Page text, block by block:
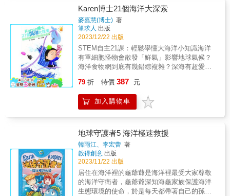
育推手、資深國小教師海狗房東｜繪本工作者
高毓屏｜教育部閱讀推手廖瑞珍｜教育部閱讀
磐石推手教師簡志祥｜新竹光華國中生物老師
藍依勤｜繪本星球212-7版主蘇懿禎｜火星童書
地圖版主按讚推薦透過外星人的獨特視角，以
生動的圖文揭開地球祕密。讀完後，你會重新
審視地球的命運，並激發起保護這個星球的行
了避免外星人來訪時，你對自己的星球一無所
知，我推薦你閱讀這本《地球人與不可思議的
地球大小事》。這本書將讓你了解外星人已經
備工作，一點都不可輕忽呢！2.書末附「知識
大挑戰」延伸學習單 讀完本書內容後，可
以挑戰回答延伸學習單的問題，看看讀者在經
歷過一趟閱讀太空之旅後，自己對太空知識的
了解是否已經更進一步了！●延伸學習單知識大
挑戰──原來太空是這樣子啊！（一）下面這些
太空人都創下了人類歷史上的第一次，請將他
們的名字，連到他們所屬的國家，以及創下的
偉大事蹟。阿列克謝‧列昂諾夫 第一位上太空
一位登陸月球阿姆斯壯 第一位環繞地球3圈 前
蘇聯（二）太空船通常由多個艙體組成，各具
有不同功能，請寫出提供下列功能的艙體，各
＿＿＿＿＿艙。B.太空人乘坐的部分，是＿＿
＿＿＿＿＿＿艙。C.搭載引擎的部分，是＿＿
＿＿＿＿＿＿艙。（三）到了太空，我們就會
進入「無重力狀態」。下面哪些現象是在無重
力狀態時，不會出現的呢？ （單選題）A.身體
變得輕飄飄 B.用一隻手指就能把東西舉起來 C.
肚子永遠都不會餓D.一旦前進就停不下來 E.水
百科全書，介紹地球的各種超酷天氣現象。驚
人的照片破紀錄的暴雨、冰風暴、熱浪、水循
環，甚至還有動物對天氣與環境的適應！精采
的特寫鏡頭，捕捉各種酷炫、閃亮、詭異、狂
野的天氣現象。天氣的預測與研究國家地理學
會的專家介紹各種神奇的科技，例如都卜勒雷
達、氣象衛星和超級電腦，解釋他們如何預測
天氣與生存故事沙塵暴、暴風雪、颶風、龍捲
風！了解不同種類的極端天氣如何形成、會在
哪裡形成，然後聽聽曾經親身經歷這些極端天
地天氣、溫帶天氣……所有這些天氣是怎麼形
成的？又有哪些特點？透過平易近人的科學描
述，一次看懂全部的天氣型態。
起找到了病毒專家艾博士。艾博士與小微一起
來到了病毒魔君甦醒的地方，當大家到達時已
經晚了，病毒魔君不知所終。此時，病毒魔君
已經開始肆無忌憚地攻擊人類。艾博士給大家
科普病毒魔君復活的原因，紅麗與萌地球組織
人們開始關注環保，愛護環境，同時也教會了
人們防禦病毒的知識。為了能夠在最短的時間
內找到病毒魔君，控製病毒，防止病毒對人類
造成更為嚴重的傷害，大家籌劃了尋找病毒魔
Karen博士21個海洋大深索
麥嘉慧(博士) 著
筆求人 出版
2023/12/22 出版
STEM自主21課：輕鬆學懂大海洋小知識海洋
有單細胞怪物會散發「鮮氣」影響地球氣候？
海洋食物網到底有幾錯綜複雜？深海有超愛浸
最大型的自助餐流水席有多少度菜式？鐵達尼
號「尋沉寶」需要用什麼科技？潛水員穿越時
裝表演貓行？地殼表面最有深度的太平洋深度
吧！-本書為《David博士21個宇宙大探索》系
列作
79 折 特價 387 元
加入購物車
地球守護者5 海洋極速救援
韓雨江、李宏蕾 著
啟得創意 出版
2023/11/22 出版
居住在海洋裡的龜爺爺是海洋裡最受大家尊敬
的海洋守衛者，龜爺爺深知海龜家族保護海洋
生態環境的使命，於是每天都帶著自己的孫子